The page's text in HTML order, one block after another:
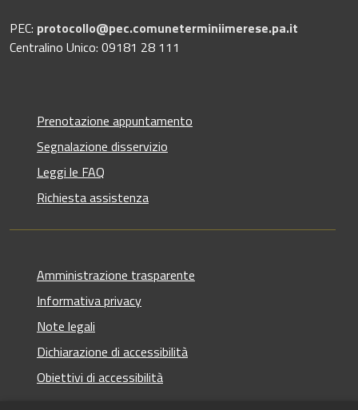
PEC: protocollo@pec.comuneterminiimerese.pa.it
Centralino Unico: 09181 28 111
Prenotazione appuntamento
Segnalazione disservizio
Leggi le FAQ
Richiesta assistenza
Amministrazione trasparente
Informativa privacy
Note legali
Dichiarazione di accessibilità
Obiettivi di accessibilità